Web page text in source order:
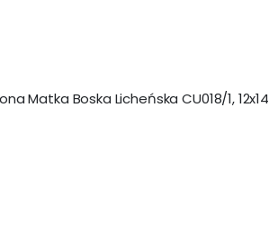
Matka Boska Licheńska CU018/1, 12x14